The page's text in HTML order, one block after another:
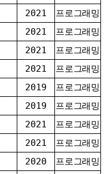
2021
프로그래밍
2021
프로그래밍
2021
프로그래밍
2021
프로그래밍
2019
프로그래밍
2019
프로그래밍
2021
프로그래밍
2021
프로그래밍
2020
프로그래밍